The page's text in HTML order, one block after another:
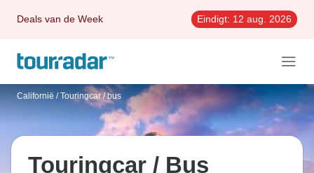
Deals van de Week Eindigt: 12 aug. 2026
Californië / Touringcar / bus
Touringcar / Bus